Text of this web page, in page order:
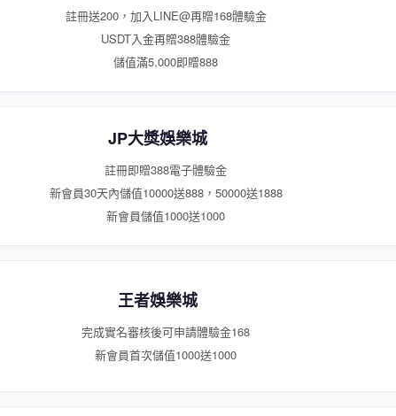
註冊送200，加入LINE@再贈168體驗金
USDT入金再贈388體驗金
儲值滿5,000即贈888
JP大獎娛樂城
註冊即贈388電子體驗金
新會員30天內儲值10000送888，50000送1888
新會員儲值1000送1000
王者娛樂城
完成實名審核後可申請體驗金168
新會員首次儲值1000送1000